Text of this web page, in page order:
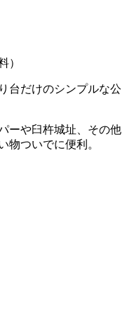
）
台だけのシンプルな公
ーや臼杵城址、その他
物ついでに便利。